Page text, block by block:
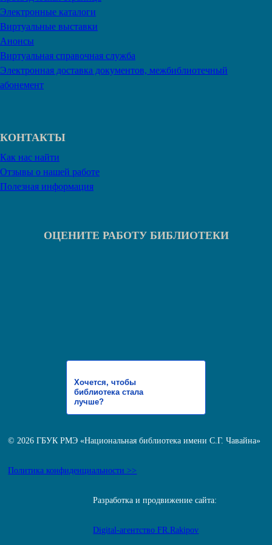
Электронные каталоги
Виртуальные выставки
Анонсы
Виртуальная справочная служба
Электронная доставка документов, межбиблиотечный
абонемент
КОНТАКТЫ
Как нас найти
Отзывы о нашей работе
Полезная информация
ОЦЕНИТЕ РАБОТУ БИБЛИОТЕКИ
Хочется, чтобы
библиотека стала
лучше?
© 2026 ГБУК РМЭ «Национальная библиотека имени С.Г. Чавайна»
Политика конфиденциальности >>
Разработка и продвижение сайта:
Digital-агентство FR.Rakipov